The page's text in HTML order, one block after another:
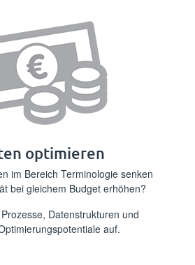
optimieren
im Bereich Terminologie senken
bei gleichem Budget erhöhen?
Datenstrukturen und
auf.